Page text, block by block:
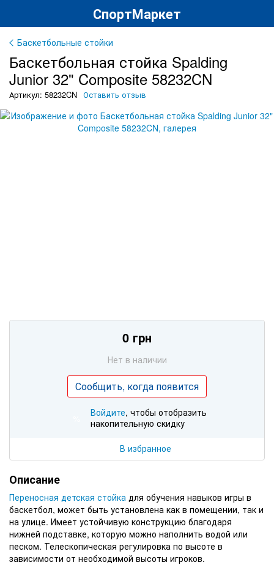
СпортМаркет
Баскетбольные стойки
Баскетбольная стойка Spalding
Junior 32" Composite 58232CN
Артикул: 58232CN Оставить отзыв
0 грн
Нет в наличии
Сообщить, когда появится
Войдите, чтобы отобразить
накопительную скидку
В избранное
Описание
Переносная детская стойка для обучения навыков игры в
баскетбол, может быть установлена как в помещении, так и
на улице. Имеет устойчивую конструкцию благодаря
нижней подставке, которую можно наполнить водой или
песком. Телескопическая регулировка по высоте в
зависимости от необходимой высоты игроков.